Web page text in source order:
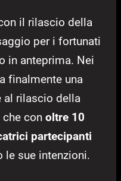
il rilascio della
per i fortunati
in anteprima. Nei
finalmente una
al rilascio della
che con oltre 10
partecipanti
le sue intenzioni.